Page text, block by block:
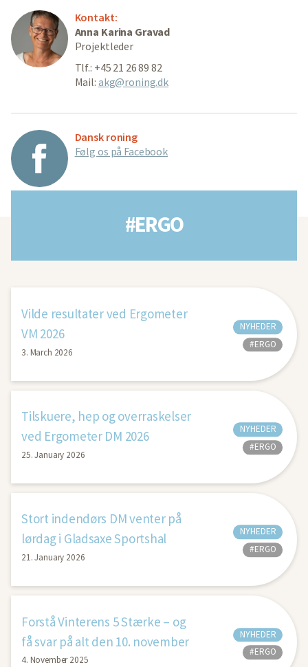
Kontakt:
Anna Karina Gravad
Projektleder
Tlf.: +45 21 26 89 82
Mail: akg@roning.dk
Dansk roning
Følg os på Facebook
#ERGO
Vilde resultater ved Ergometer
VM 2026
3. March 2026
NYHEDER
#ERGO
Tilskuere, hep og overraskelser
ved Ergometer DM 2026
25. January 2026
NYHEDER
#ERGO
Stort indendørs DM venter på
lørdag i Gladsaxe Sportshal
21. January 2026
NYHEDER
#ERGO
Forstå Vinterens 5 Stærke – og
få svar på alt den 10. november
4. November 2025
NYHEDER
#ERGO